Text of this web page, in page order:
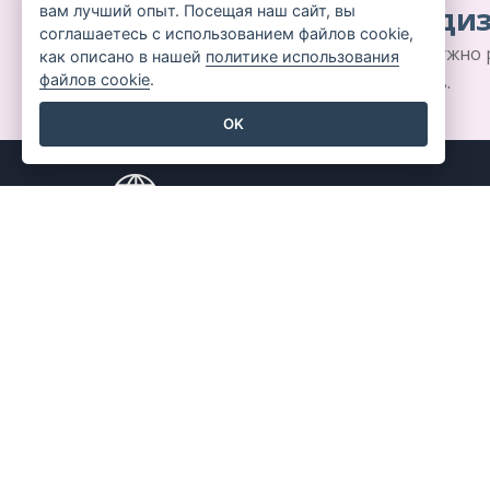
Создание красивого
Не требуется кредитная карта. Не
загрузок. Никаких скрытых расходов.
Продукт
вам лучший опыт. Посещая наш сайт, вы
соглашаетесь с использованием файлов cookie,
как описано в нашей политике использования
файлов cookie.
OK